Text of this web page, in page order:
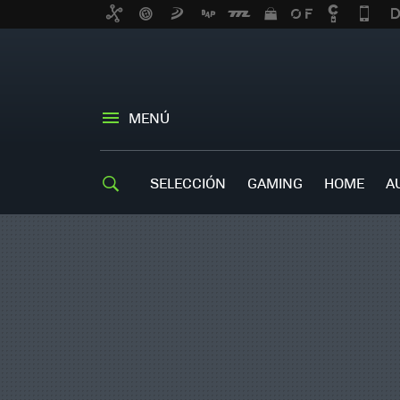
MENÚ
SELECCIÓN GAMING HOME